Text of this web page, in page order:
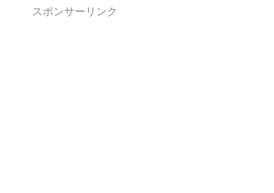
スポンサーリンク